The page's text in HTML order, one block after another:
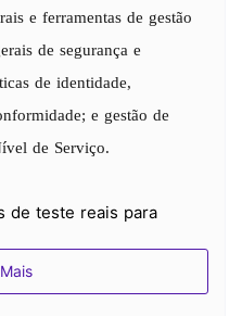
e ferramentas de gestão
de segurança e
de identidade,
e gestão de
de Serviço.
de teste reais para
de múltipla escolha,
perguntas de